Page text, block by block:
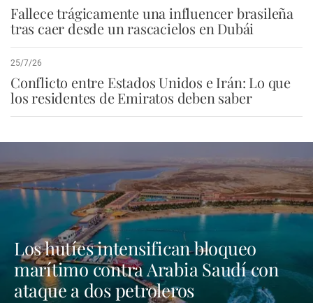
Fallece trágicamente una influencer brasileña
tras caer desde un rascacielos en Dubái
25/7/26
Conflicto entre Estados Unidos e Irán: Lo que
los residentes de Emiratos deben saber
Los hutíes intensifican bloqueo
marítimo contra Arabia Saudí con
ataque a dos petroleros